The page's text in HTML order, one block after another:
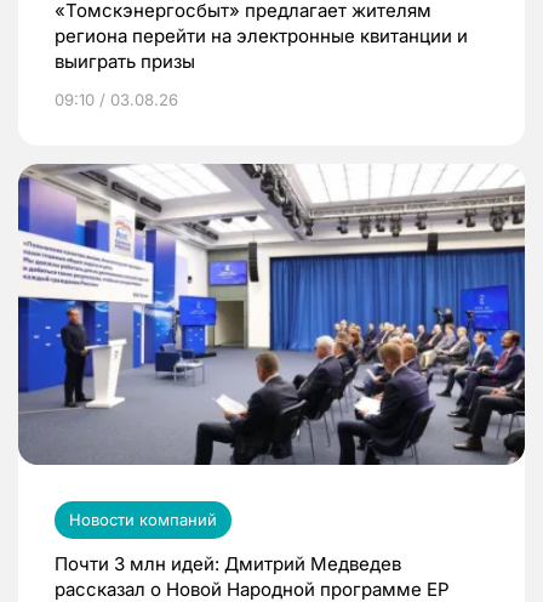
«Томскэнергосбыт» предлагает жителям
региона перейти на электронные квитанции и
выиграть призы
09:10 / 03.08.26
Новости компаний
Почти 3 млн идей: Дмитрий Медведев
рассказал о Новой Народной программе ЕР